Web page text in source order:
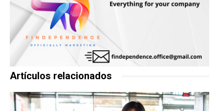
Artículos relacionados